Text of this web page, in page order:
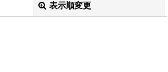
表示順変更